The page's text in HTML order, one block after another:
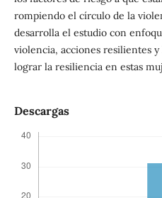
rompiendo el círculo de la
desarrolla el estudio con
violencia, acciones resilientes y
lograr la resiliencia en estas
Descargas